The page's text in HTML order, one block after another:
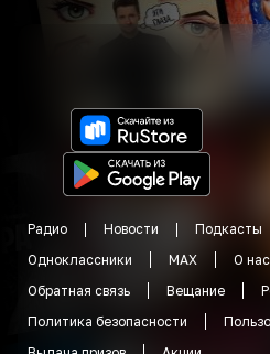
Радио Новости Подкасты
Одноклассники
MAX О нас
Обратная связь
Вещание
Политика безопасности